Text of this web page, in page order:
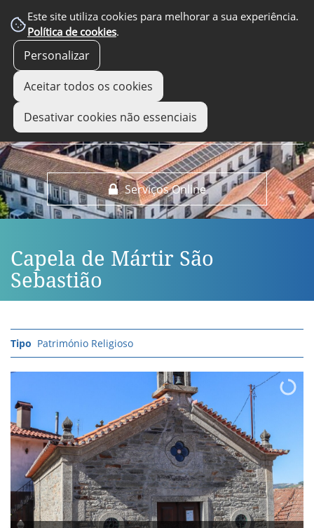
Este site utiliza cookies para melhorar a sua experiência.
Política de cookies.
Personalizar
Aceitar todos os cookies
Desativar cookies não essenciais
Serviços Online
EM DESTAQUE
Capela de Mártir São
Sebastião
Património Religioso